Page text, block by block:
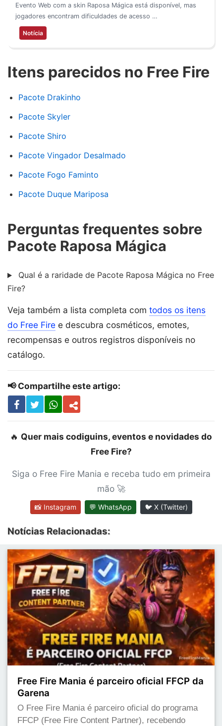
Evento Web com a skin Raposa Mágica está disponível, mas
jogadores encontram dificuldades de acesso …
Notícia
Itens parecidos no Free Fire
Pacote Drakinho
Pacote Skyler
Pacote Shiro
Pacote Vingador Desalmado
Pacote Fogo Faminto
Pacote Duque Mariposa
Perguntas frequentes sobre
Pacote Raposa Mágica
Qual é a raridade de Pacote Raposa Mágica no Free
Fire?
Veja também a lista completa com todos os itens
do Free Fire e descubra cosméticos, emotes,
recompensas e outros registros disponíveis no
catálogo.
📢 Compartilhe este artigo:
🔥 Quer mais codiguins, eventos e novidades do
Free Fire?
Siga o Free Fire Mania e receba tudo em primeira
mão 🚀
📸 Instagram 💬 WhatsApp 🐦 X (Twitter)
Notícias Relacionadas:
Free Fire Mania é parceiro oficial FFCP da
Garena
O Free Fire Mania é parceiro oficial do programa
FFCP (Free Fire Content Partner), recebendo